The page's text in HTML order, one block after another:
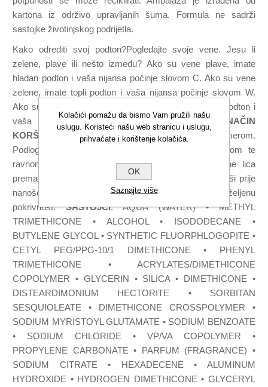
kartona iz održivo upravljanih šuma. Formula ne sadrži
sastojke životinjskog podrijetla.
Kako odrediti svoj podton?Pogledajte svoje vene. Jesu li
zelene, plave ili nešto između? Ako su vene plave, imate
hladan podton i vaša nijansa počinje slovom C. Ako su vene
zelene, imate topli podton i vaša nijansa počinje slovom W.
Ako su vene između plave i zelene, imate neutralan podton i
vaša nijansa počinje slovom N.
NAČIN
KORŠTENJA:
Pripremite ten svojim omiljenim primerom.
Podlogu nanesite kistom #118 ili HD skin spužvicom te
ravnomjerno aplicirajte kružnim pokretima od sredine lica
prema vanjskom dijelu lica. Pustite prvi sloj da se osuši prije
nanošenja drugog sloja kako biste izgradili željenu
pokrivnost.SASTOJCI: AQUA (WATER) • METHYL
TRIMETHICONE • ALCOHOL • ISODODECANE •
BUTYLENE GLYCOL • SYNTHETIC FLUORPHLOGOPITE •
CETYL PEG/PPG-10/1 DIMETHICONE • PHENYL
TRIMETHICONE • ACRYLATES/DIMETHICONE
COPOLYMER • GLYCERIN • SILICA • DIMETHICONE •
DISTEARDIMONIUM HECTORITE • SORBITAN
SESQUIOLEATE • DIMETHICONE CROSSPOLYMER •
SODIUM MYRISTOYL GLUTAMATE • SODIUM BENZOATE
• SODIUM CHLORIDE • VP/VA COPOLYMER •
PROPYLENE CARBONATE • PARFUM (FRAGRANCE) •
SODIUM CITRATE • HEXADECENE • ALUMINUM
HYDROXIDE • HYDROGEN DIMETHICONE • GLYCERYL
Kolačići pomažu da bismo Vam pružili našu
uslugu. Koristeći našu web stranicu i uslugu,
prihvaćate i korištenje kolačića.
OK
Saznajte više